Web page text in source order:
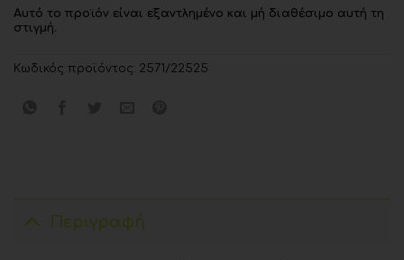
Αυτό το προϊόν είναι εξαντλημένο και μή διαθέσιμο αυτή τη
στιγμή.
Κωδικός προϊόντος: 2571/22525
Περιγραφή